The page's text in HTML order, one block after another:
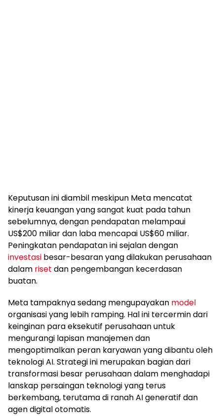
Keputusan ini diambil meskipun Meta mencatat
kinerja keuangan yang sangat kuat pada tahun
sebelumnya, dengan pendapatan melampaui
US$200 miliar dan laba mencapai US$60 miliar.
Peningkatan pendapatan ini sejalan dengan
investasi besar-besaran yang dilakukan perusahaan
dalam riset dan pengembangan kecerdasan
buatan.
Meta tampaknya sedang mengupayakan model
organisasi yang lebih ramping. Hal ini tercermin dari
keinginan para eksekutif perusahaan untuk
mengurangi lapisan manajemen dan
mengoptimalkan peran karyawan yang dibantu oleh
teknologi AI. Strategi ini merupakan bagian dari
transformasi besar perusahaan dalam menghadapi
lanskap persaingan teknologi yang terus
berkembang, terutama di ranah AI generatif dan
agen digital otomatis.